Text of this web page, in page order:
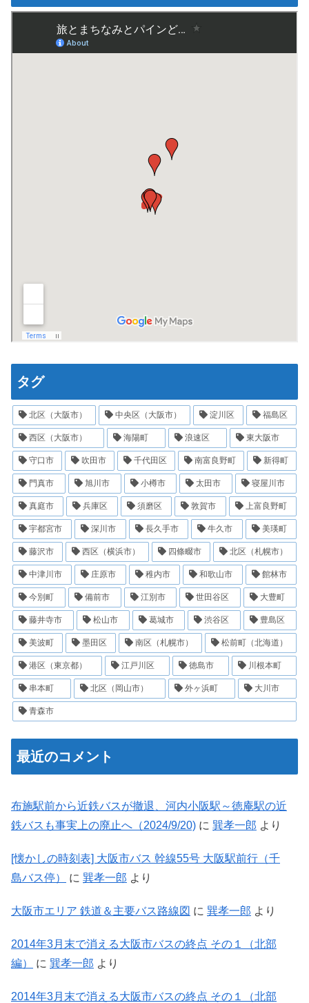
タグ
北区（大阪市） 中央区（大阪市） 淀川区 福島区
西区（大阪市） 海陽町 浪速区 東大阪市
守口市 吹田市 千代田区 南富良野町 新得町
門真市 旭川市 小樽市 太田市 寝屋川市
真庭市 兵庫区 須磨区 敦賀市 上富良野町
宇都宮市 深川市 長久手市 牛久市 美瑛町
藤沢市 西区（横浜市） 四條畷市 北区（札幌市）
中津川市 庄原市 稚内市 和歌山市 館林市
今別町 備前市 江別市 世田谷区 大豊町
藤井寺市 松山市 葛城市 渋谷区 豊島区
美波町 墨田区 南区（札幌市） 松前町（北海道）
港区（東京都） 江戸川区 徳島市 川根本町
串本町 北区（岡山市） 外ヶ浜町 大川市
青森市
最近のコメント
布施駅前から近鉄バスが撤退、河内小阪駅～徳庵駅の近
鉄バスも事実上の廃止へ（2024/9/20) に 巽孝一郎 より
[懐かしの時刻表] 大阪市バス 幹線55号 大阪駅前行（千
島バス停）
に 巽孝一郎 より
大阪市エリア 鉄道＆主要バス路線図 に 巽孝一郎 より
2014年3月末で消える大阪市バスの終点 その１（北部
編）
に 巽孝一郎 より
2014年3月末で消える大阪市バスの終点 その１（北部